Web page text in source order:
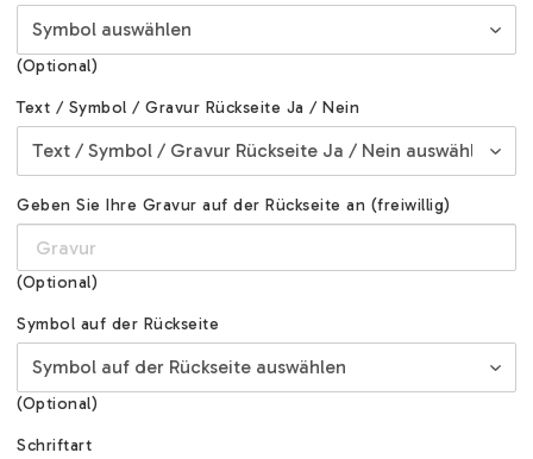
(Optional)
Text / Symbol / Gravur Rückseite Ja / Nein
Geben Sie Ihre Gravur auf der Rückseite an (freiwillig)
(Optional)
Symbol auf der Rückseite
(Optional)
Schriftart